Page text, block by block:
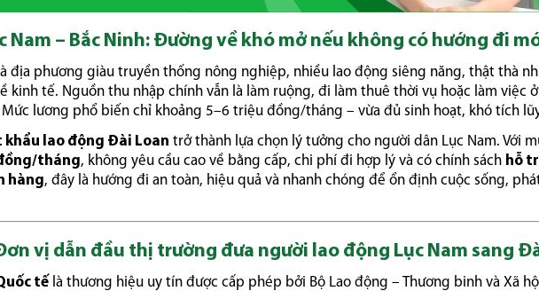
Nam – Bắc Ninh: Đường về khó mở nếu không có hướng đi
địa phương giàu truyền thống nông nghiệp, nhiều lao động siêng năng, thật thà
kinh tế. Nguồn thu nhập chính vẫn là làm ruộng, đi làm thuê thời vụ hoặc làm việc ở
lương phổ biến chỉ khoảng 5–6 triệu đồng/tháng – vừa đủ sinh hoạt, khó tích
khẩu lao động Đài Loan trở thành lựa chọn lý tưởng cho người dân Lục Nam. Với
tháng, không yêu cầu cao về bằng cấp, chi phí đi hợp lý và có chính sách hỗ
hàng, đây là hướng đi an toàn, hiệu quả và nhanh chóng để ổn định cuộc sống,
vị dẫn đầu thị trường đưa người lao động Lục Nam sang
tế là thương hiệu uy tín được cấp phép bởi Bộ Lao động – Thương binh và Xã